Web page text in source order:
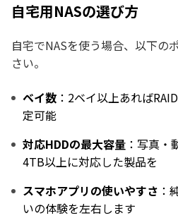
自宅用NASの選び方
自宅でNASを使う場合、以下の
さい。
ベイ数 ：2ベイ以上あれば
定可能
対応HDDの最大容量 ：写真・
4TB以上に対応した製品を
スマホアプリの使いやすさ ：
いの体験を左右します